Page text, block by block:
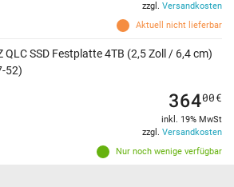
Aktuell nicht lieferbar
zzgl. Versandkosten
QLC SSD Festplatte 4TB (2,5 Zoll / 6,4 cm)
52)
Nur noch wenige verfügbar
36400€
inkl. 19% MwSt
zzgl. Versandkosten